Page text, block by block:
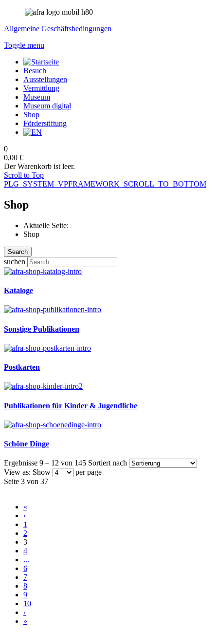
Allgemeine Geschäftsbedingungen
Toggle menu
Besuch
Ausstellungen
Vermittlung
Museum
Museum digital
Shop
Förderstiftung
0
0,00 €
Der Warenkorb ist leer.
Scroll to Top
PLG_SYSTEM_VPFRAMEWORK_SCROLL_TO_BOTTOM
Shop
Aktuelle Seite:
Shop
Search
suchen
Kataloge
Sonstige Publikationen
Postkarten
Publikationen für Kinder & Jugendliche
Schöne Dinge
Ergebnisse 9 – 12 von 145 Sortiert nach
View as: Show
per page
Seite 3 von 37
«
‹
1
2
3
4
...
6
7
8
9
10
›
»